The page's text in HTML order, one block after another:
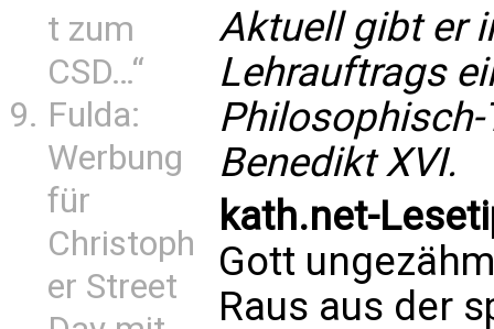
t zum
CSD…“
Fulda:
Werbung
für
Christoph
er Street
Aktuell gibt er
Lehrauftrags
Benedikt XVI.
kath.net-
Gott
Raus aus der